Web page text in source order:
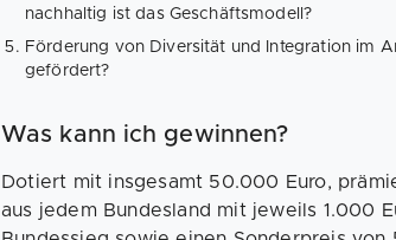
nachhaltig ist das Geschäftsmodell?
Förderung von Diversität und Integration im
gefördert?
Was kann ich gewinnen?
Dotiert mit insgesamt 50.000 Euro,
aus jedem Bundesland mit jeweils 1.000